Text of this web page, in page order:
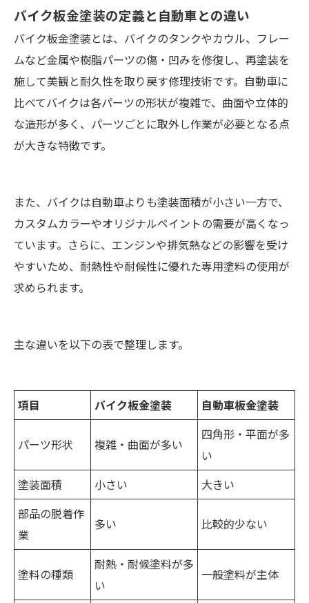
バイク板金塗装の定義と自動車との違い
バイク板金塗装とは、バイクのタンクやカウル、フレー
ムなど金属や樹脂パーツの傷・凹みを修復し、再塗装を
施して美観と耐久性を取り戻す修理技術です。自動車に
比べてバイクは各パーツの形状が複雑で、曲面や立体的
な造形が多く、パーツごとに取外し作業が必要となる点
が大きな特徴です。
また、バイクは自動車よりも塗装面積が小さい一方で、
カスタムカラーやオリジナルペイントの需要が高くなっ
ています。さらに、エンジンや排気熱などの影響を受け
やすいため、耐熱性や耐候性に優れた専用塗料の使用が
求められます。
主な違いを以下の表で整理します。
項目 バイク板金塗装 自動車板金塗装
パーツ形状 複雑・曲面が多い
四角形・平面が多
い
塗装面積
小さい
大きい
部品の脱着作
業
多い 比較的少ない
塗料の種類
耐熱・耐候塗料が多
い
一般塗料が主体